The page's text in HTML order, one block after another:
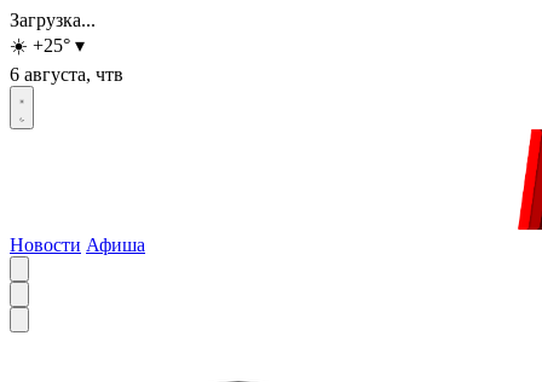
Загрузка...
☀️ +25° ▾
6 августа, чтв
Новости Афиша